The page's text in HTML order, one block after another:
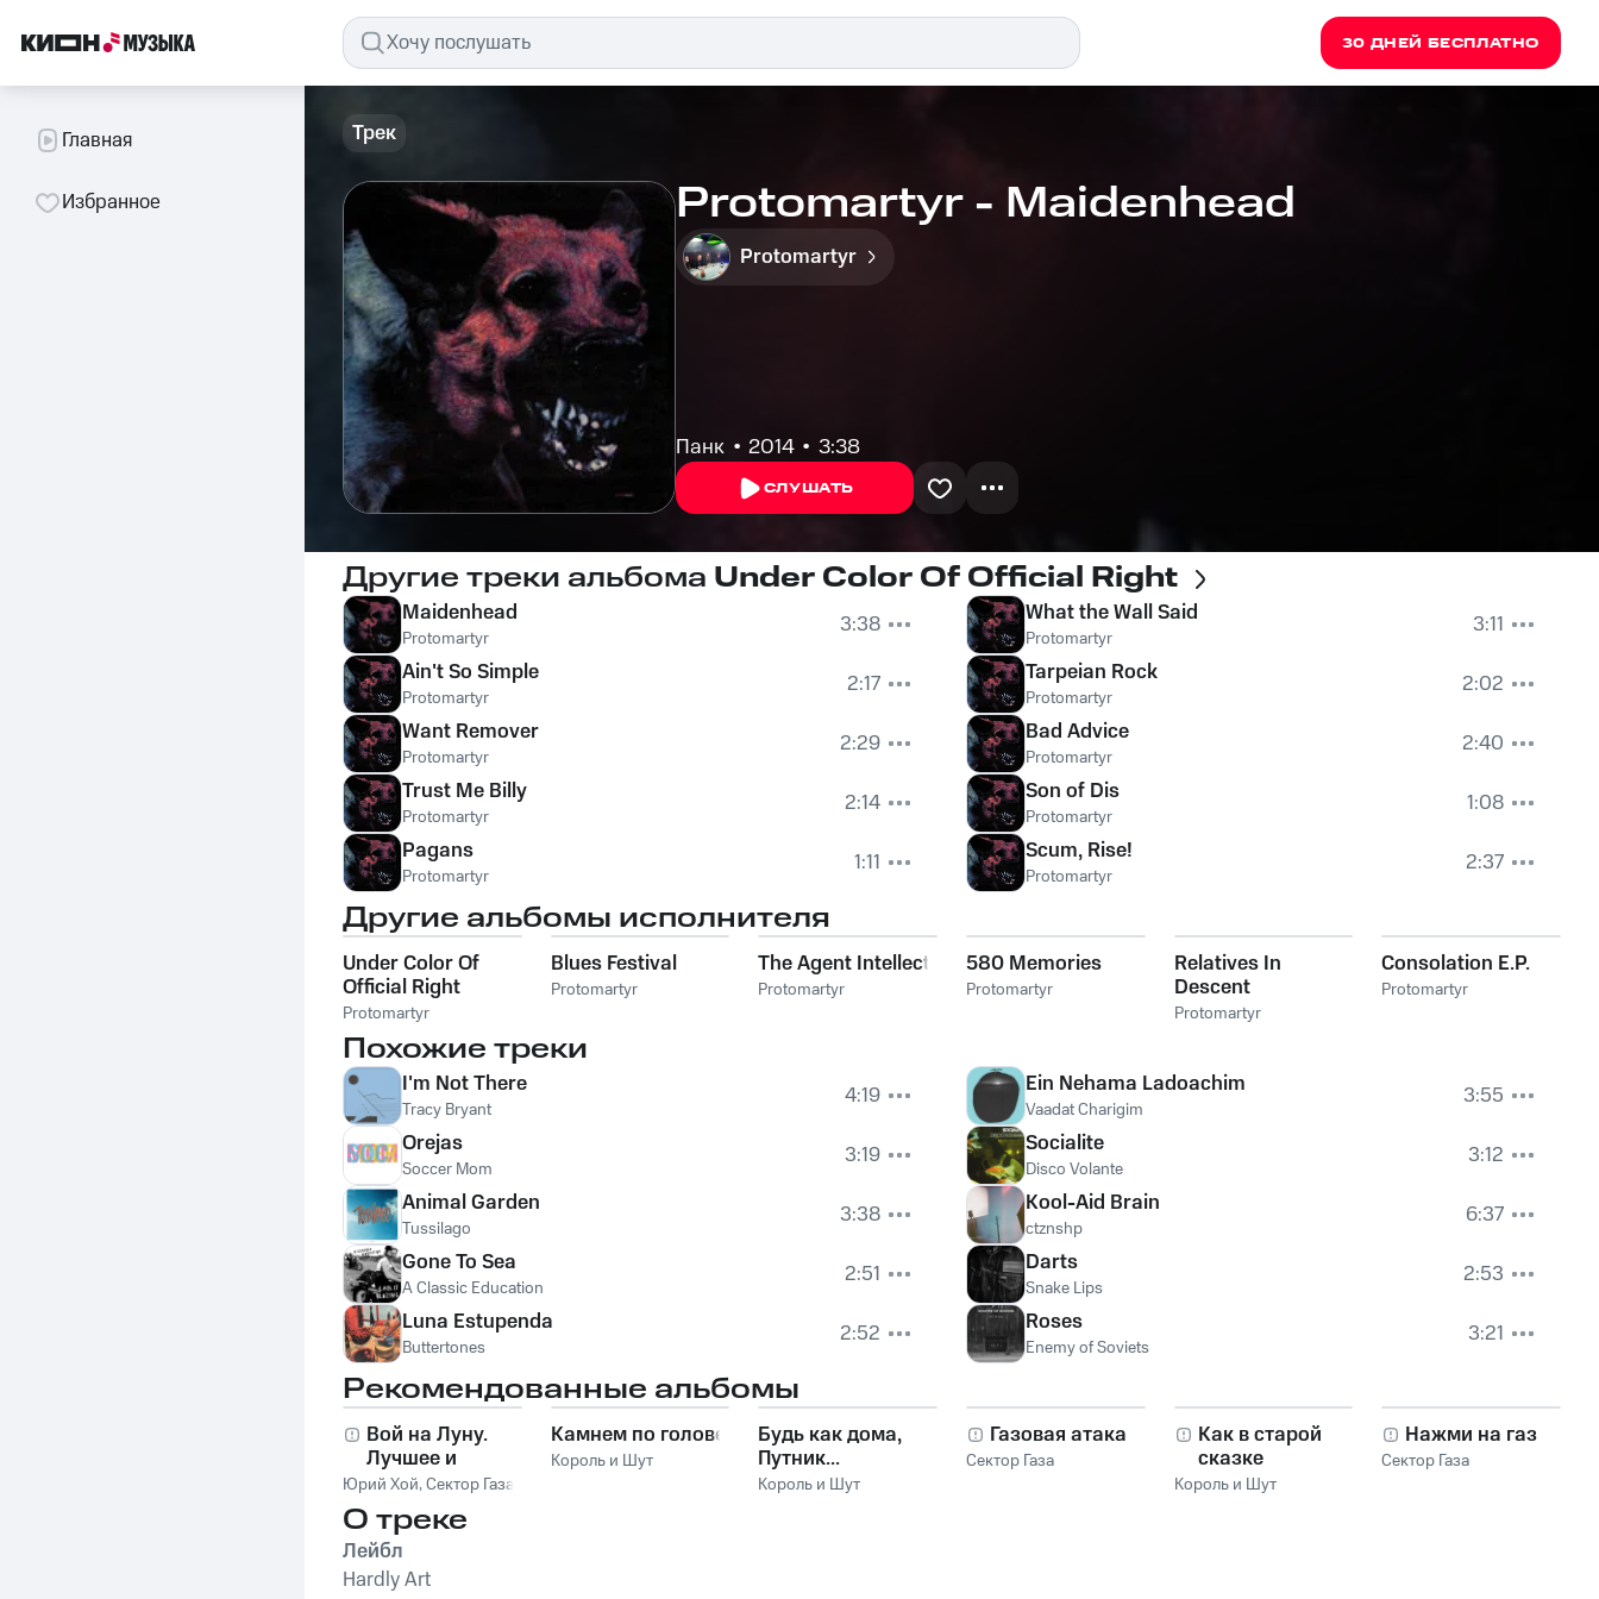
30 ДНЕЙ БЕСПЛАТНО
Главная
Избранное
Трек
Protomartyr - Maidenhead
Protomartyr
Панк 2014 3:38
СЛУШАТЬ
Другие треки альбома Under Color Of Official Right
Maidenhead
Protomartyr
3:38
Ain't So Simple
Protomartyr
2:17
Want Remover
Protomartyr
2:29
Trust Me Billy
Protomartyr
2:14
Pagans
Protomartyr 1:11
What the Wall Said
Protomartyr
3:11
Tarpeian Rock
Protomartyr
2:02
Bad Advice
Protomartyr
2:40
Son of Dis
Protomartyr
1:08
Scum, Rise!
Protomartyr 2:37
Другие альбомы исполнителя
Under Color Of
Official Right
Protomartyr
Blues Festival
Protomartyr
The Agent Intellect
Protomartyr
580 Memories
Protomartyr
Relatives In
Descent
Protomartyr
Consolation E.P.
Protomartyr
Похожие треки
I'm Not There
Tracy Bryant
4:19
Orejas
Soccer Mom
3:19
Animal Garden
Tussilago
3:38
Gone To Sea
A Classic Education
2:51
Luna Estupenda
Buttertones 2:52
Ein Nehama Ladoachim
Vaadat Charigim
3:55
Socialite
Disco Volante
3:12
Kool-Aid Brain
ctznshp
6:37
Darts
Snake Lips
2:53
Roses
Enemy of Soviets 3:21
Рекомендованные альбомы
Вой на Луну.
Лучшее и
неизданное
Юрий Хой,Сектор Газа
Камнем по голове
Король и Шут
Будь как дома,
Путник...
Король и Шут
Газовая атака
Сектор Газа
Как в старой
сказке
Король и Шут
Нажми на газ
Сектор Газа
О треке
Лейбл
Hardly Art